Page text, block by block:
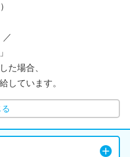
／
た場合、
しています。
る